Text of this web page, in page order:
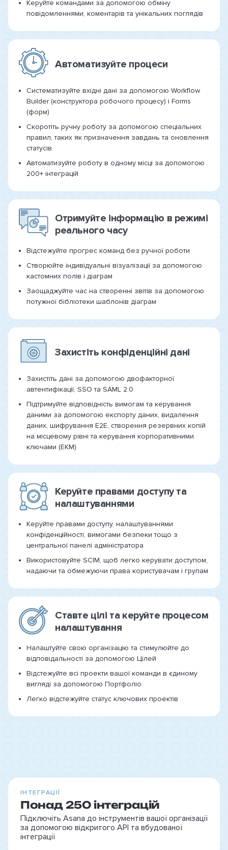
Керуйте командами за допомогою обміну
повідомленнями, коментарів та унікальних поглядів
Автоматизуйте процеси
Систематизуйте вхідні дані за допомогою Workflow
Builder (конструктора робочого процесу) і Forms
(форм)
Скоротіть ручну роботу за допомогою спеціальних
правил, таких як призначення завдань та оновлення
статусів
Автоматизуйте роботу в одному місці за допомогою
200+ інтеграцій
Отримуйте інформацію в режимі
реального часу
Відстежуйте прогрес команд без ручної роботи
Створюйте індивідуальні візуалізації за допомогою
кастомних полів і діаграм
Заощаджуйте час на створенні звітів за допомогою
потужної бібліотеки шаблонів діаграм
Захистіть конфіденційні дані
Захистіть дані за допомогою двофакторної
автентифікації, SSO та SAML 2.0
Підтримуйте відповідність вимогам та керування
даними за допомогою експорту даних, видалення
даних, шифрування E2E, створення резервних копій
на місцевому рівні та керування корпоративними
ключами (EKM)
Керуйте правами доступу та
налаштуваннями
Керуйте правами доступу, налаштуваннями
конфіденційності, вимогами безпеки тощо з
центральної панелі адміністратора
Використовуйте SCIM, щоб легко керувати доступом,
надаючи та обмежуючи права користувачам і групам
Ставте цілі та керуйте процесом
налаштування
Налаштуйте свою організацію та стимулюйте до
відповідальності за допомогою Цілей
Відстежуйте всі проекти вашої команди в єдиному
вигляді за допомогою Портфоліо
Легко відстежуйте статус ключових проектів
ІНТЕГРАЦІЇ
Понад 250 інтеграцій
Підключіть Asana до інструментів вашої організації
за допомогою відкритого API та вбудованої
інтеграції